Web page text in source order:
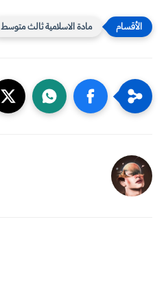
مادة الاسلامية ثالث متوسط